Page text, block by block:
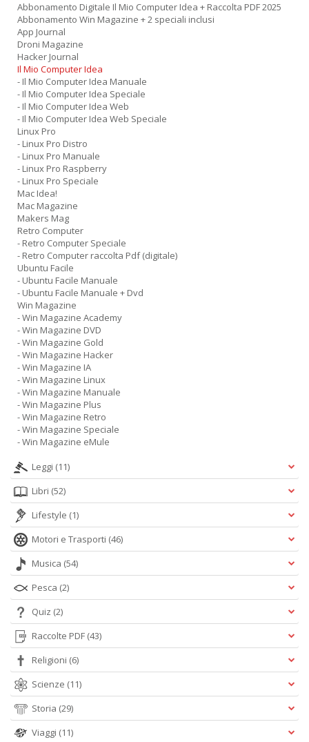
Abbonamento Digitale Il Mio Computer Idea + Raccolta PDF 2025
Abbonamento Win Magazine + 2 speciali inclusi
App Journal
Droni Magazine
Hacker Journal
Il Mio Computer Idea
- Il Mio Computer Idea Manuale
- Il Mio Computer Idea Speciale
- Il Mio Computer Idea Web
- Il Mio Computer Idea Web Speciale
Linux Pro
- Linux Pro Distro
- Linux Pro Manuale
- Linux Pro Raspberry
- Linux Pro Speciale
Mac Idea!
Mac Magazine
Makers Mag
Retro Computer
- Retro Computer Speciale
- Retro Computer raccolta Pdf (digitale)
Ubuntu Facile
- Ubuntu Facile Manuale
- Ubuntu Facile Manuale + Dvd
Win Magazine
- Win Magazine Academy
- Win Magazine DVD
- Win Magazine Gold
- Win Magazine Hacker
- Win Magazine IA
- Win Magazine Linux
- Win Magazine Manuale
- Win Magazine Plus
- Win Magazine Retro
- Win Magazine Speciale
- Win Magazine eMule
Leggi (11)
Libri (52)
Lifestyle (1)
Motori e Trasporti (46)
Musica (54)
Pesca (2)
Quiz (2)
Raccolte PDF (43)
Religioni (6)
Scienze (11)
Storia (29)
Viaggi (11)